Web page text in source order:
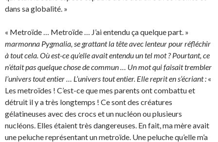
dans sa globalité. »
« Metroïde … Metroïde … J’ai entendu ça quelque part. »
marmonna Pygmalia, se grattant la tête avec lenteur pour réfléchir
à tout cela. Où est-ce qu’elle avait entendu un tel mot ? Pourtant, ce
n’était pas quelque chose de commun … Un mot qui faisait trembler
l’univers tout entier … L’univers tout entier. Elle reprit en s’écriant : «
Les metroïdes ! C’est-ce que mes parents ont combattu et
détruit il y a très longtemps ! Ce sont des créatures
gélatineuses avec des crocs et un nucléon ou plusieurs
nucléons. Elles étaient très dangereuses. En fait, ma mère avait
une peluche représentant un metroïde. Une peluche qu’elle m’a